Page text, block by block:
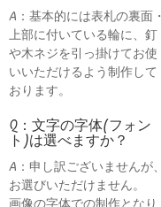
A：基本的には表札の裏面・
上部に付いている輪に、釘
や木ネジを引っ掛けてお使
いいただけるよう制作して
おります。
Q：文字の字体(フォン
ト)は選べますか？
A：申し訳ございませんが、
お選びいただけません。
画像の字体での制作となり